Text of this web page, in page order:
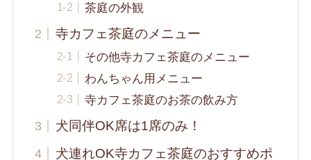
茶庭の外観
寺カフェ茶庭のメニュー
その他寺カフェ茶庭のメニュー
わんちゃん用メニュー
寺カフェ茶庭のお茶の飲み方
犬同伴OK席は1席のみ！
犬連れOK寺カフェ茶庭のおすすめポ